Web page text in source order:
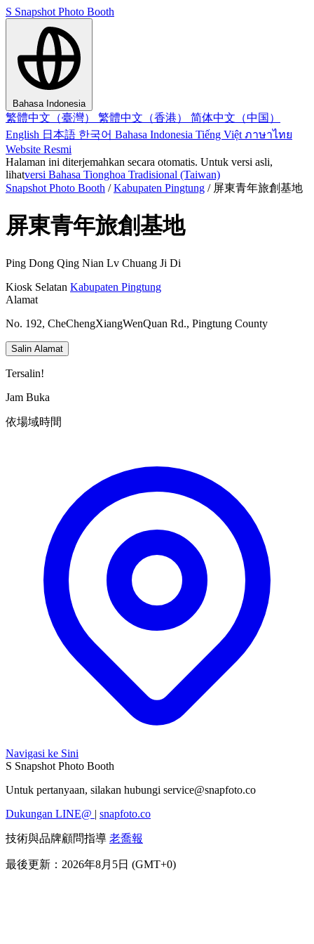
S Snapshot Photo Booth
Bahasa Indonesia
繁體中文（臺灣） 繁體中文（香港） 简体中文（中国）
English 日本語 한국어 Bahasa Indonesia Tiếng Việt ภาษาไทย
Website Resmi
Halaman ini diterjemahkan secara otomatis. Untuk versi asli,
lihatversi Bahasa Tionghoa Tradisional (Taiwan)
Snapshot Photo Booth / Kabupaten Pingtung / 屏東青年旅創基地
屏東青年旅創基地
Ping Dong Qing Nian Lv Chuang Ji Di
Kiosk Selatan Kabupaten Pingtung
Alamat
No. 192, CheChengXiangWenQuan Rd., Pingtung County
Salin Alamat
Tersalin!
Jam Buka
依場域時間
Navigasi ke Sini
S Snapshot Photo Booth
Untuk pertanyaan, silakan hubungi service@snapfoto.co
Dukungan LINE@ | snapfoto.co
技術與品牌顧問指導 老喬報
最後更新：2026年8月5日 (GMT+0)